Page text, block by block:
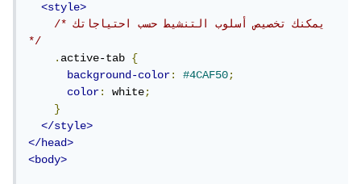
<style>
/* يمكنك تخصيص أسلوب التنشيط حسب احتياجاتك
*/
.active-tab {
background-color: #4CAF50;
color: white;
}
</style>
</head>
<body>